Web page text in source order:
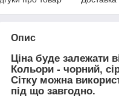
Опис
Ціна буде залежати
Кольори - чорний,
Сітку можна
під що завгодно.